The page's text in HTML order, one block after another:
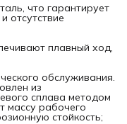
что гарантирует
отсутствие
плавный ход,
обслуживания.
из
сплава методом
массу рабочего
стойкость;